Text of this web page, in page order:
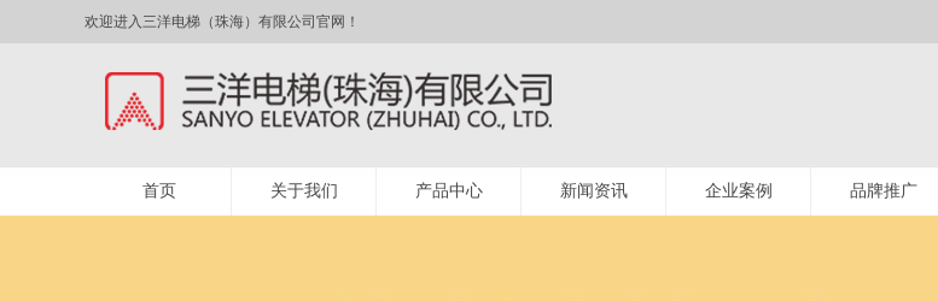
欢迎进入三洋电梯（珠海）有限公司官网！
首页 关于我们 产品中心 新闻资讯 企业案例 品牌推广